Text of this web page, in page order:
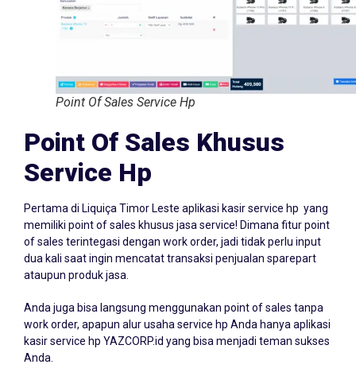
Point Of Sales Service Hp
Point Of Sales Khusus
Service Hp
Pertama di Liquiça Timor Leste aplikasi kasir service hp yang
memiliki point of sales khusus jasa service! Dimana fitur point
of sales terintegasi dengan work order, jadi tidak perlu input
dua kali saat ingin mencatat transaksi penjualan sparepart
Anda juga bisa langsung menggunakan point of sales tanpa
work order, apapun alur usaha service hp Anda hanya aplikasi
kasir service hp YAZCORP.id yang bisa menjadi teman sukses